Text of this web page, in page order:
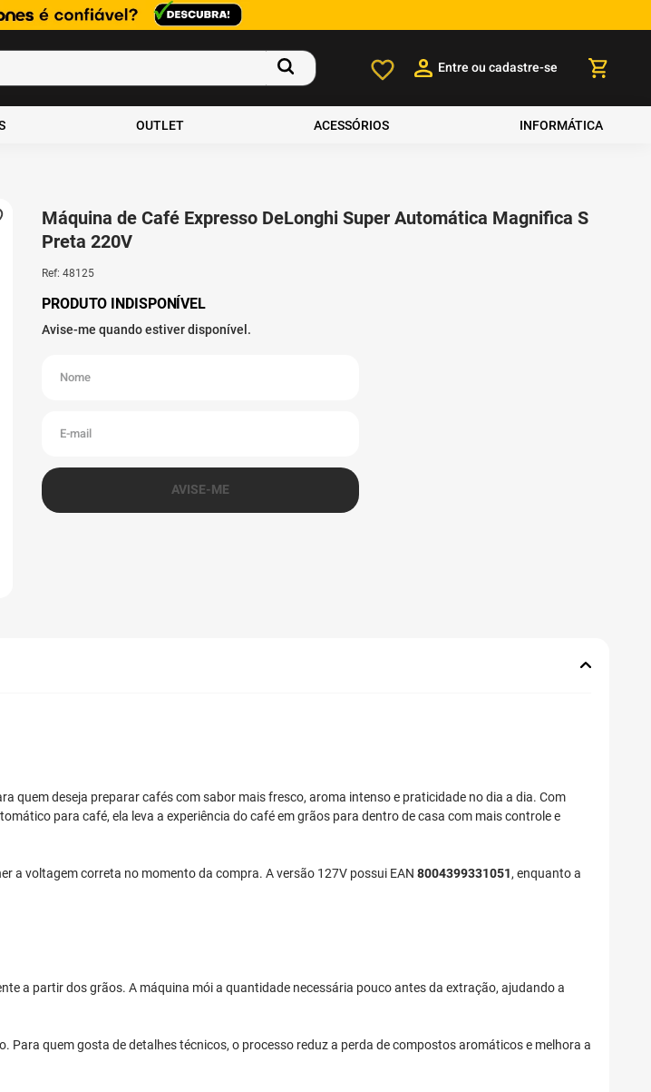
Entre ou cadastre-se
OUTLET ACESSÓRIOS INFORMÁTICA
Máquina de Café Expresso DeLonghi Super Automática Magnifica S
Preta 220V
Ref: 48125
quem deseja preparar cafés com sabor mais fresco, aroma intenso e praticidade no dia a dia. Com
para café, ela leva a experiência do café em grãos para dentro de casa com mais controle e
a voltagem correta no momento da compra. A versão 127V possui EAN 8004399331051, enquanto a
a partir dos grãos. A máquina mói a quantidade necessária pouco antes da extração, ajudando a
quem gosta de detalhes técnicos, o processo reduz a perda de compostos aromáticos e melhora a